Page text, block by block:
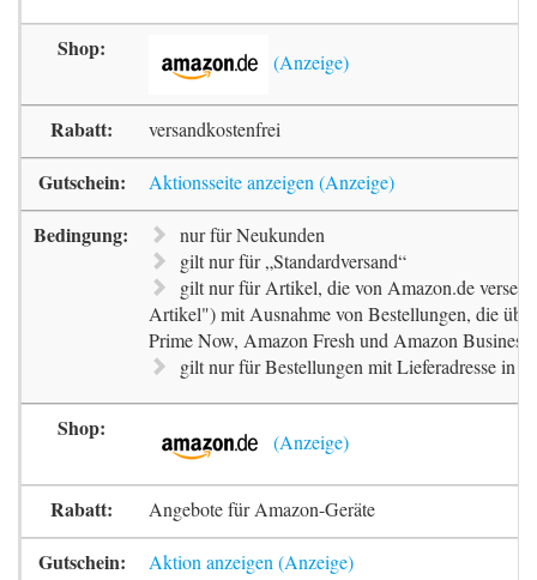
versandkostenfrei
Aktionsseite anzeigen
nur für Neukunden
gilt nur für „Standardversand“
gilt nur für Artikel, die von Amazon.de
Artikel") mit Ausnahme von Bestellungen, die
Prime Now, Amazon Fresh und Amazon Business
gilt nur für Bestellungen mit Lieferadresse in
Angebote für Amazon-Geräte
Aktion anzeigen